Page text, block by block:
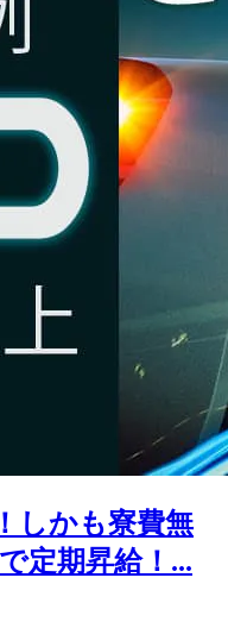
しかも寮費無
定期昇給！...